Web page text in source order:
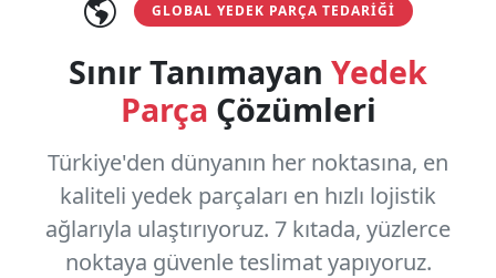
GLOBAL YEDEK PARÇA TEDARIĞI
Sınır Tanımayan Yedek
Parça Çözümleri
Türkiye'den dünyanın her noktasına, en
kaliteli yedek parçaları en hızlı lojistik
ağlarıyla ulaştırıyoruz. 7 kıtada, yüzlerce
noktaya güvenle teslimat yapıyoruz.